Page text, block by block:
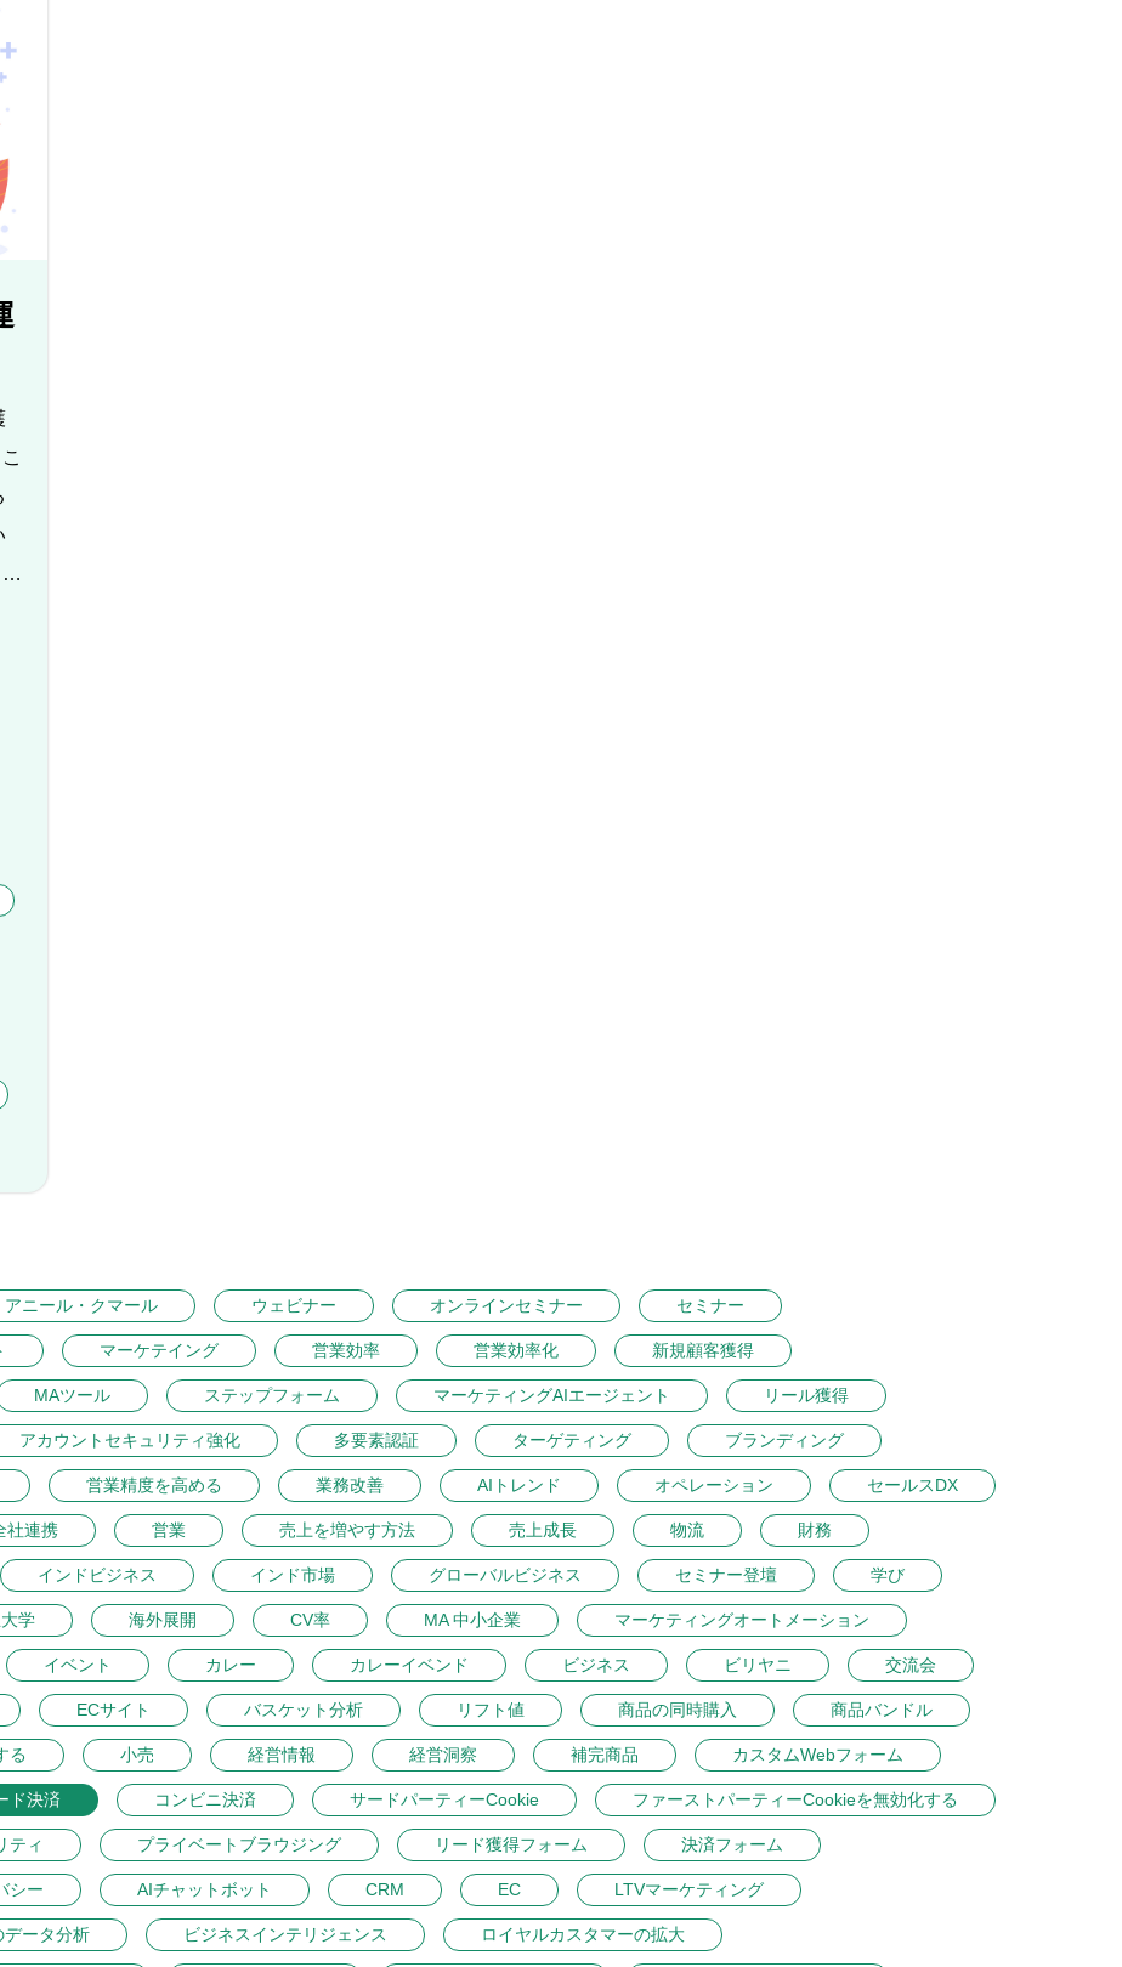
…
アニール・クマール ウェビナー オンラインセミナー セミナー
マーケテイング 営業効率 営業効率化 新規顧客獲得
MAツール ステップフォーム マーケティングAIエージェント リール獲得
アカウントセキュリティ強化 多要素認証 ターゲティング ブランディング
営業精度を高める 業務改善 AIトレンド オペレーション セールスDX
社連携 営業 売上を増やす方法 売上成長 物流 財務
インドビジネス インド市場 グローバルビジネス セミナー登壇 学び
学 海外展開 CV率 MA 中小企業 マーケティングオートメーション
イベント カレー カレーイベンド ビジネス ビリヤニ 交流会
ECサイト バスケット分析 リフト値 商品の同時購入 商品バンドル
る 小売 経営情報 経営洞察 補完商品 カスタムWebフォーム
ド決済 コンビニ決済 サードパーティーCookie ファーストパーティーCookieを無効化する
ティ プライベートブラウジング リード獲得フォーム 決済フォーム
シー AIチャットボット CRM EC LTVマーケティング
データ分析 ビジネスインテリジェンス ロイヤルカスタマーの拡大